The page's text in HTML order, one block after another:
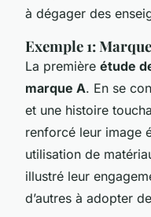
à dégager des
Exemple 1:
La première étude
marque A. En se
et une histoire
renforcé leur image
utilisation de
illustré leur
d’autres à adopter